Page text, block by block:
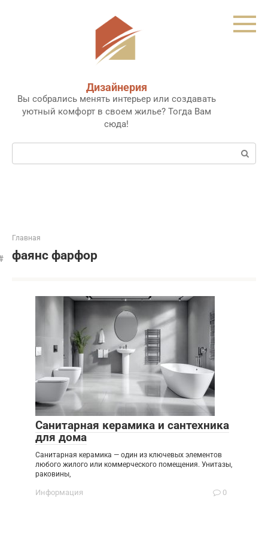
Дизайнерия
Вы собрались менять интерьер или создавать
уютный комфорт в своем жилье? Тогда Вам
сюда!
Поиск:
Главная
фаянс фарфор
Санитарная керамика и сантехника
для дома
Санитарная керамика — один из ключевых элементов
любого жилого или коммерческого помещения. Унитазы,
раковины,
Информация 0